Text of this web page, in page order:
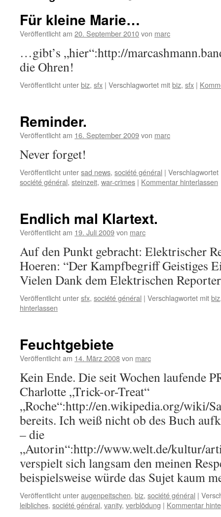
Für kleine Marie…
Veröffentlicht am 20. September 2010von marc
…gibt’s „hier“:http://
die Ohren!
Veröffentlicht unterbiz, sfx | Verschlagwortet mitbiz, sfx |
Reminder.
Veröffentlicht am 16. September 2009von marc
Never forget!
Veröffentlicht untersad news, société général | Verschlagwortet
société général, steinzeit, war-crimes | Kommentar hinterlassen
Endlich mal Klartext.
Veröffentlicht am 19. Juli 2009von marc
Auf den Punkt gebracht: Elektrischer
Hoeren: “Der Kampfbegriff Geistiges
Vielen Dank dem Elektrischen
Veröffentlicht untersfx, société général | Verschlagwortet mitbiz
hinterlassen
Feuchtgebiete
Veröffentlicht am 14. März 2008von marc
Kein Ende. Die seit Wochen laufende
Charlotte „Trick-or-Treat“
„Roche“:http://en.wikipedia.org/wiki/
bereits. Ich weiß nicht ob des Buch
– die
„Autorin“:http://www.welt.de/kultur/
verspielt sich langsam den meinen
beispielsweise würde das Sujet kaum
Veröffentlicht unteraugenpeitschen, biz, société général |
leibliches, société général, vanity, verblödung | Kommentar